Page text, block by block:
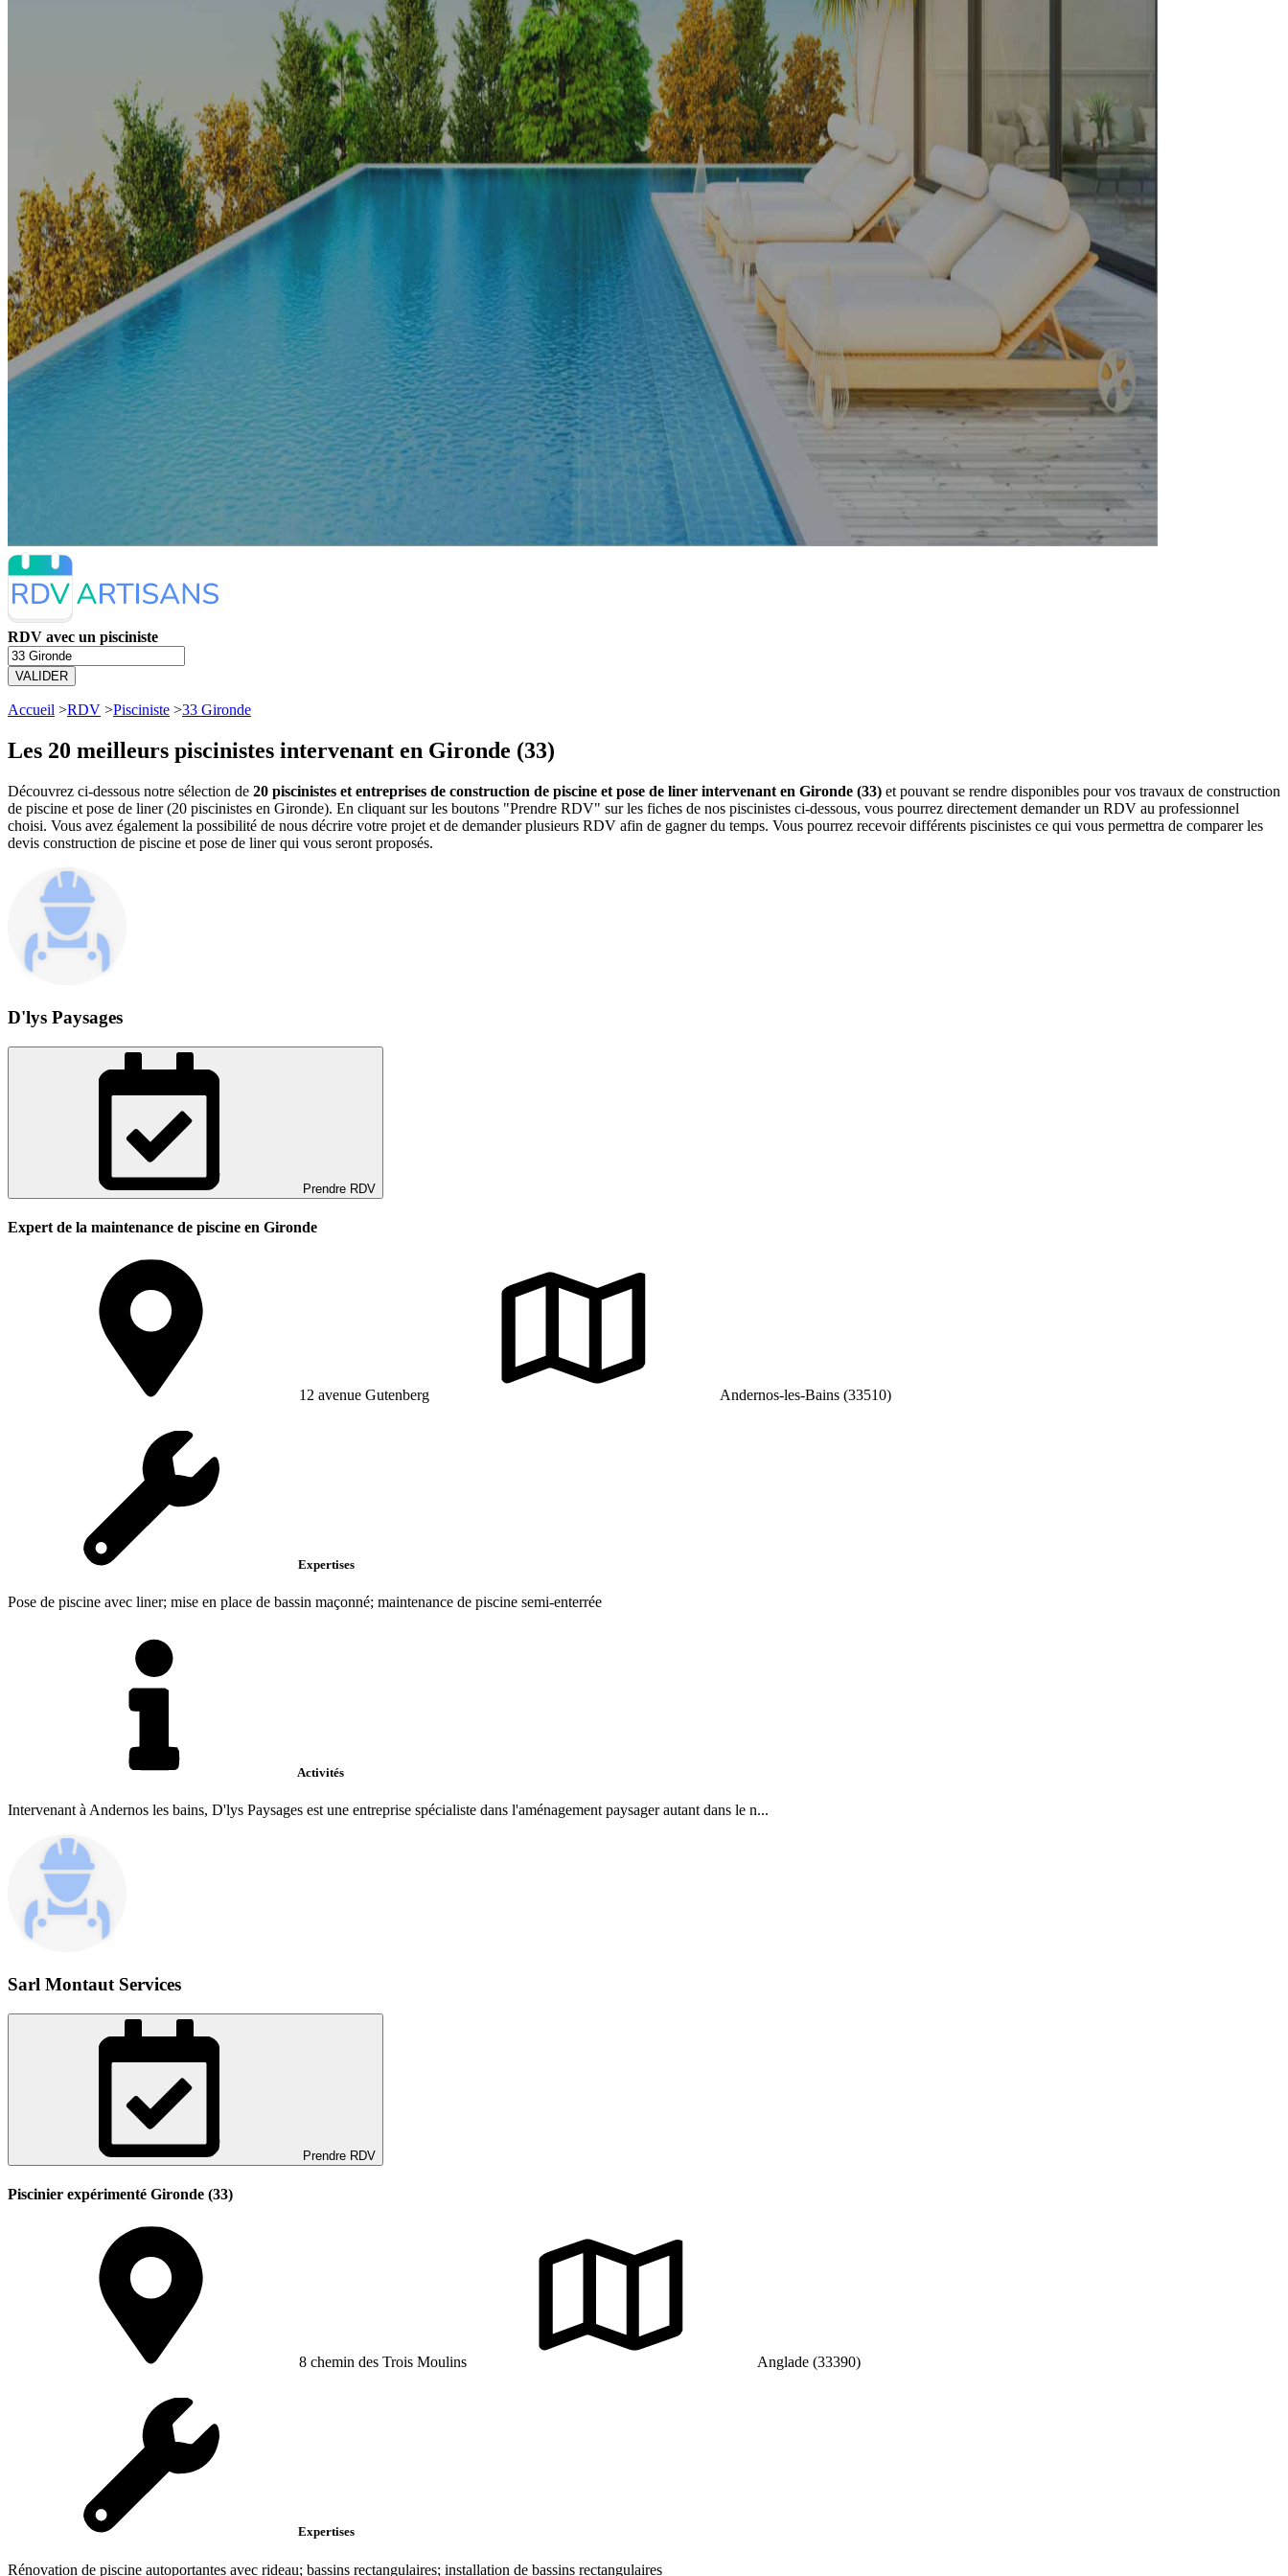
RDV avec un pisciniste
VALIDER
Accueil >RDV >Pisciniste >33 Gironde
Les 20 meilleurs piscinistes intervenant en Gironde (33)
Découvrez ci-dessous notre sélection de 20 piscinistes et entreprises de construction de piscine et pose de liner intervenant en Gironde (33) et pouvant se rendre disponibles pour vos travaux de construction
de piscine et pose de liner (20 piscinistes en Gironde). En cliquant sur les boutons "Prendre RDV" sur les fiches de nos piscinistes ci-dessous, vous pourrez directement demander un RDV au professionnel
choisi. Vous avez également la possibilité de nous décrire votre projet et de demander plusieurs RDV afin de gagner du temps. Vous pourrez recevoir différents piscinistes ce qui vous permettra de comparer les
devis construction de piscine et pose de liner qui vous seront proposés.
D'lys Paysages
Prendre RDV
Expert de la maintenance de piscine en Gironde
12 avenue Gutenberg Andernos-les-Bains (33510)
Expertises
Pose de piscine avec liner; mise en place de bassin maçonné; maintenance de piscine semi-enterrée
Activités
Intervenant à Andernos les bains, D'lys Paysages est une entreprise spécialiste dans l'aménagement paysager autant dans le n...
Sarl Montaut Services
Prendre RDV
Piscinier expérimenté Gironde (33)
8 chemin des Trois Moulins Anglade (33390)
Expertises
Rénovation de piscine autoportantes avec rideau; bassins rectangulaires; installation de bassins rectangulaires